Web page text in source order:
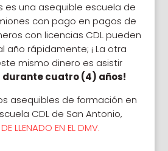
es una asequible escuela de
con pago en pagos de
con licencias CDL pueden
año rápidamente; ¡ La otra
mismo dinero es asistir
durante cuatro (4) años!
asequibles de formación en
CDL de San Antonio,
LLENADO EN EL DMV.